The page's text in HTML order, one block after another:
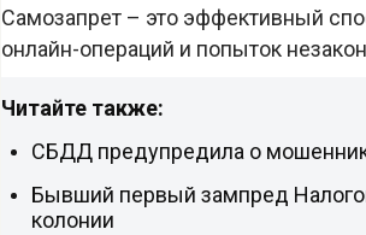
Самозапрет – это эффективный
онлайн-операций и попыток
Читайте также:
СБДД предупредила о
Бывший первый зампред
колонии